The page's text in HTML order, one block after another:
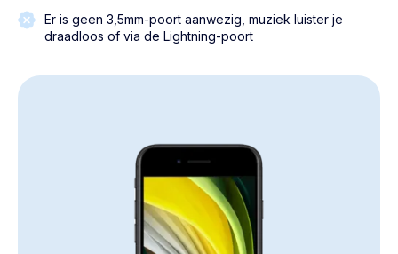
Er is geen 3,5mm-poort aanwezig, muziek luister je
draadloos of via de Lightning-poort